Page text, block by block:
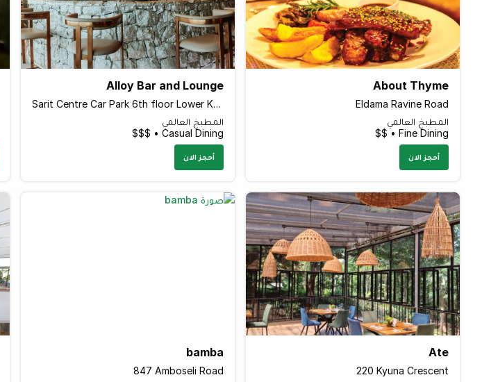
About Thyme
Eldama Ravine Road
المطبخ العالمي
Fine Dining • $$
أحجز الان
Alloy Bar and Lounge
Sarit Centre Car Park 6th floor Lower Kabete Road
المطبخ العالمي
Casual Dining • $$$
أحجز الان
Ate
220 Kyuna Crescent
bamba
847 Amboseli Road